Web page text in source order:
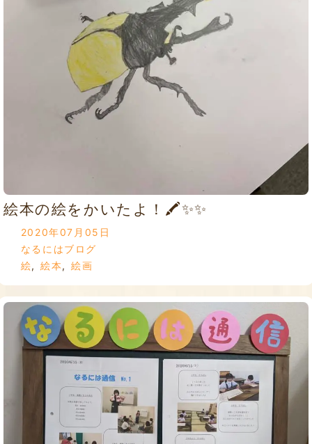
絵本の絵をかいたよ！🖍✨✨
2020年07月05日
なるにはブログ
絵,絵本,絵画